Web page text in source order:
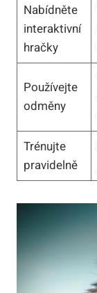
Nabídněte
interaktivní
hračky
Používejte
odměny
Trénujte
pravidelně